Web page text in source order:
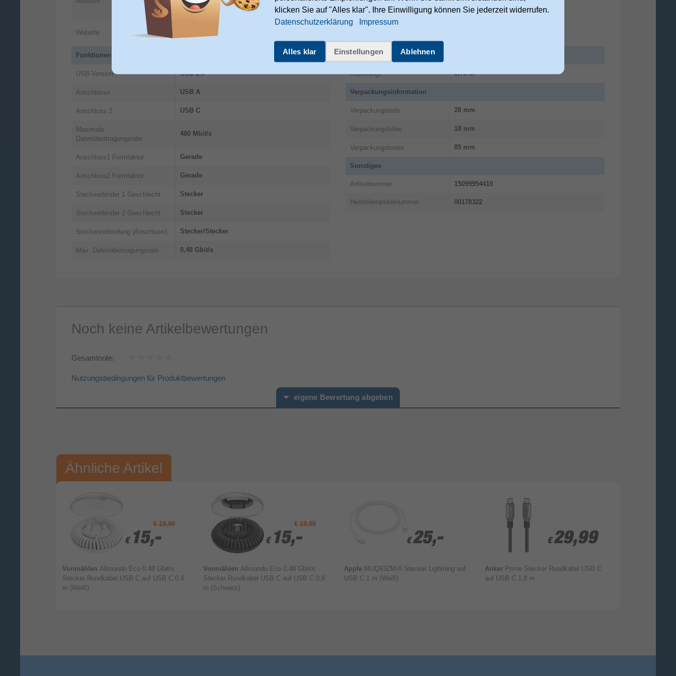
DE
Website
https://countries.hama.com/legal/corporate-
information
Funktionen
USB-Version USB 2.0
Anschlüsse USB A
Anschluss 2 USB C
Maximale
Datenübertragungsrate
480 Mbit/s
Anschluss1 Formfaktor Gerade
Anschluss2 Formfaktor Gerade
Steckverbinder 1 Geschlecht Stecker
Steckverbinder 2 Geschlecht Stecker
Steckerverbindung (Anschluss) Stecker/Stecker
Max. Datenübertragungsrate 0,48 Gbit/s
Gewicht und Abmessungen
Kabellänge 0,75 m
Verpackungsinformation
Verpackungstiefe 28 mm
Verpackungshöhe 18 mm
Verpackungsbreite 85 mm
Sonstiges
Artikelnummer 15099954410
Herstellerartikelnummer 00178322
Noch keine Artikelbewertungen
Gesamtnote:
Nutzungsbedingungen für Produktbewertungen
eigene Bewertung abgeben
Ihre Bewertung:
Bitte mindestens 20 Wörter eingeben
Ihr Kommentar*
Ähnliche Artikel
€ 19,99
€ 15,-
€ 15,-
Vonmählen Allroundo Eco 0,48 Gbit/s
Stecker Rundkabel USB C auf USB C 0,9
m (Weiß)
€ 19,99
€ 15,-
€ 15,-
Vonmählen Allroundo Eco 0,48 Gbit/s
Stecker Rundkabel USB C auf USB C 0,9
m (Schwarz)
€ 25,-
€ 25,-
Apple MUQ93ZM/A Stecker Lightning auf
USB C 1 m (Weiß)
€ 29,99
€ 29,99
Anker Prime Stecker Rundkabel USB C
auf USB C 1,8 m
klicken Sie auf "Alles klar". Ihre Einwilligung können Sie jederzeit widerrufen.
Datenschutzerklärung
Impressum
Alles klar Einstellungen Ablehnen